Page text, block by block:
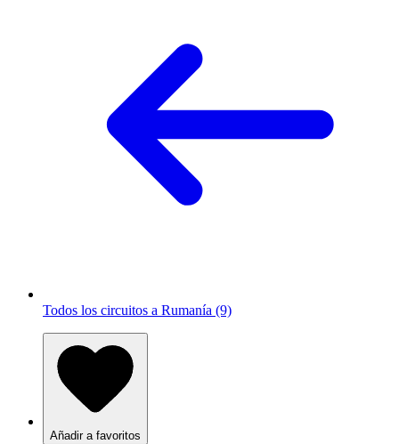
Todos los circuitos a Rumanía (9)
Añadir a favoritos